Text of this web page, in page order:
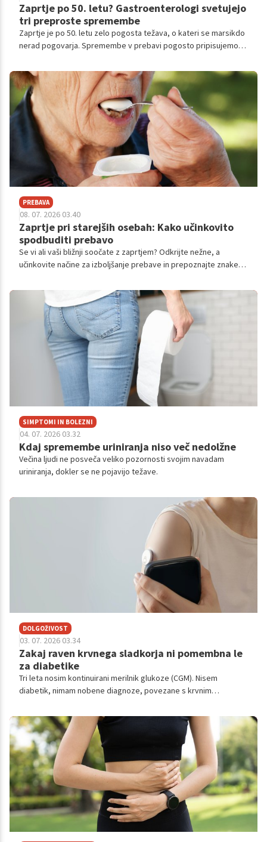
Zaprtje po 50. letu? Gastroenterologi svetujejo
tri preproste spremembe
Zaprtje je po 50. letu zelo pogosta težava, o kateri se marsikdo
nerad pogovarja. Spremembe v prebavi pogosto pripisujemo
naredimo sami.
PREBAVA
08. 07. 2026 03.40
Zaprtje pri starejših osebah: Kako učinkovito
spodbuditi prebavo
Se vi ali vaši bližnji soočate z zaprtjem? Odkrijte nežne, a
učinkovite načine za izboljšanje prebave in prepoznajte znake,
SIMPTOMI IN BOLEZNI
04. 07. 2026 03.32
Kdaj spremembe uriniranja niso več nedolžne
Večina ljudi ne posveča veliko pozornosti svojim navadam
uriniranja, dokler se ne pojavijo težave.
DOLGOŽIVOST
03. 07. 2026 03.34
Zakaj raven krvnega sladkorja ni pomembna le
za diabetike
Tri leta nosim kontinuirani merilnik glukoze (CGM). Nisem
diabetik, nimam nobene diagnoze, povezane s krvnim
spremenil, kako jem, kako treniram in kako razmišljam o zdravju.